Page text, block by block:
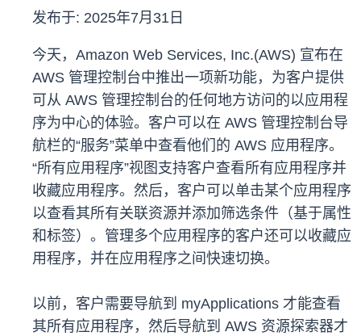
发布于: 2025年7月31日
今天，Amazon Web Services, Inc.(AWS) 宣布在
AWS 管理控制台中推出一项新功能，为客户提供
可从 AWS 管理控制台的任何地方访问的以应用程
序为中心的体验。客户可以在 AWS 管理控制台导
航栏的“服务”菜单中查看他们的 AWS 应用程序。
“所有应用程序”视图支持客户查看所有应用程序并
收藏应用程序。然后，客户可以单击某个应用程序
以查看其所有关联资源并添加筛选条件（基于属性
和标签）。管理多个应用程序的客户还可以收藏应
用程序，并在应用程序之间快速切换。
以前，客户需要导航到 myApplications 才能查看
其所有应用程序，然后导航到 AWS 资源探索器才